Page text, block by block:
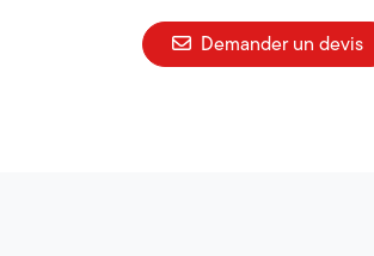
Demander un devis